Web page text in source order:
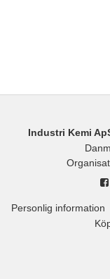
Industri Kemi
Personlig information